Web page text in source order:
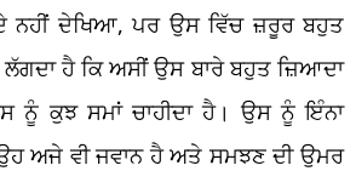
ਨਹੀਂ ਦੇਖਿਆ, ਪਰ ਉਸ ਵਿੱਚ ਜ਼ਰੂਰ ਬਹੁਤ
ਹੈ ਕਿ ਅਸੀਂ ਉਸ ਬਾਰੇ ਬਹੁਤ ਜ਼ਿਆਦਾ
ਨੂੰ ਕੁਝ ਸਮਾਂ ਚਾਹੀਦਾ ਹੈ। ਉਸ ਨੂੰ ਇੰਨਾ
ਅਜੇ ਵੀ ਜਵਾਨ ਹੈ ਅਤੇ ਸਮਝਣ ਦੀ ਉਮਰ